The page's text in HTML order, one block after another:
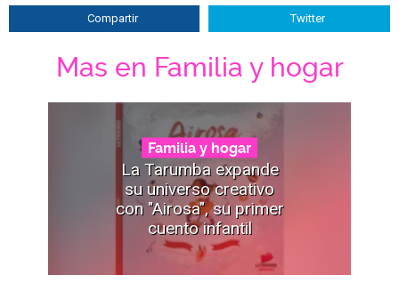
Compartir Twitter
Mas en Familia y hogar
Familia y hogar
La Tarumba expande
su universo creativo
con "Airosa", su primer
cuento infantil